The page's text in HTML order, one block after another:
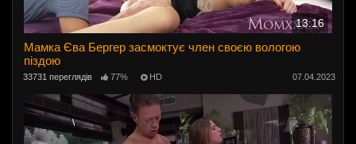
13:16
Мамка Єва Бергер засмоктує член своєю вологою
піздою
33731 переглядів 77% HD 07.04.2023